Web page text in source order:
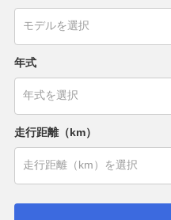
年式
走行距離（km）